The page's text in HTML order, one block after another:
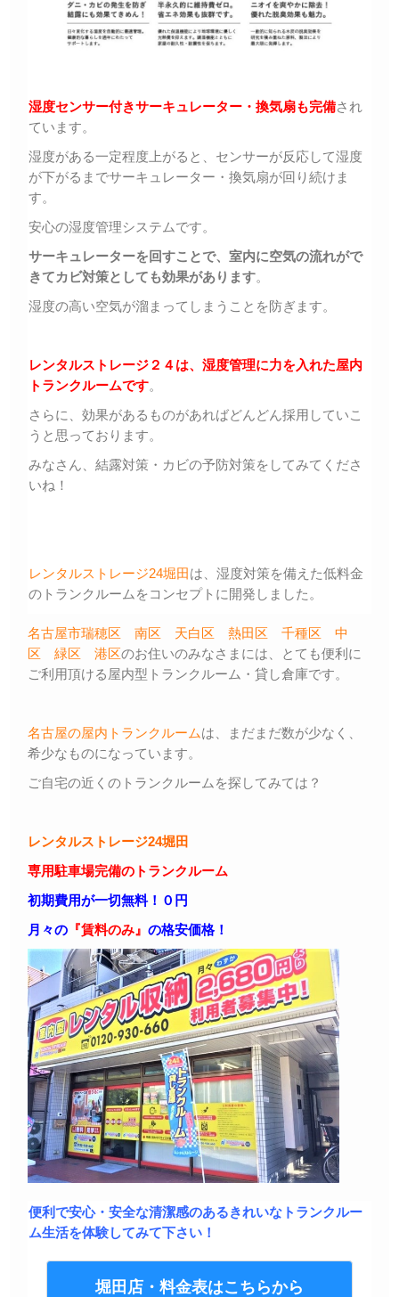
湿度センサー付きサーキュレーター・換気扇も完備され
ています。
湿度がある一定程度上がると、センサーが反応して湿度
が下がるまでサーキュレーター・換気扇が回り続けま
す。
安心の湿度管理システムです。
サーキュレーターを回すことで、室内に空気の流れがで
きてカビ対策としても効果があります。
湿度の高い空気が溜まってしまうことを防ぎます。
レンタルストレージ２４は、湿度管理に力を入れた屋内
トランクルームです。
さらに、効果があるものがあればどんどん採用していこ
うと思っております。
みなさん、結露対策・カビの予防対策をしてみてくださ
いね！
レンタルストレージ24堀田 は、湿度対策を備えた低料金
のトランクルームをコンセプトに開発しました。
名古屋市瑞穂区 南区 天白区 熱田区 千種区
中
区
緑区 港区のお住いのみなさまには、とても便利に
ご利用頂ける屋内型トランクルーム・貸し倉庫です。
名古屋の屋内トランクルームは、まだまだ数が少なく、
希少なものになっています。
ご自宅の近くのトランクルームを探してみては？
レンタルストレージ24堀田
専用駐車場完備のトランクルーム
初期費用が一切無料！０円
月々の 『賃料のみ』 の格安価格！
便利で安心・安全な清潔感のあるきれいなトランクルー
ム生活を体験してみて下さい！
堀田店・料金表はこちらから